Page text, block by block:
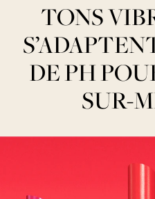
TONS
DE PH
SUR-